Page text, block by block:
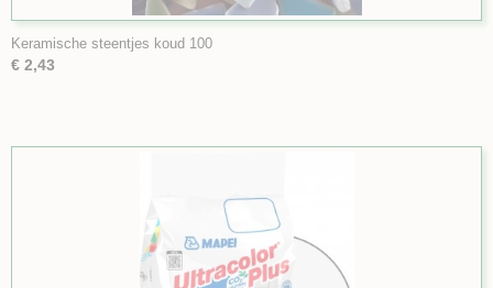
Keramische steentjes koud 100
€ 2,43